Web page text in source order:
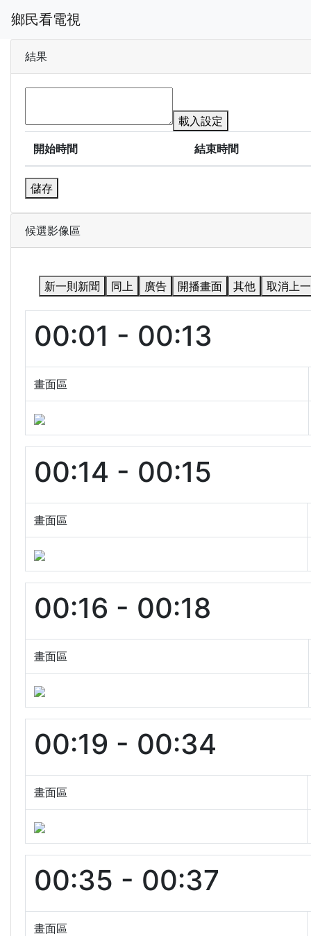
鄉民看電視
結果
載入設定
開始時間
結束時間
儲存
候選影像區
新一則新聞 同上 廣告 開播畫面 其他 取消上
00:01 - 00:13
畫面區
00:14 - 00:15
畫面區
00:16 - 00:18
畫面區
00:19 - 00:34
畫面區
00:35 - 00:37
畫面區